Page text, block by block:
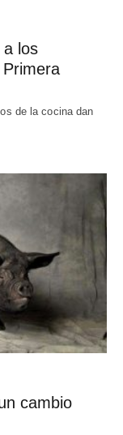
a los
de la cocina dan
cambio